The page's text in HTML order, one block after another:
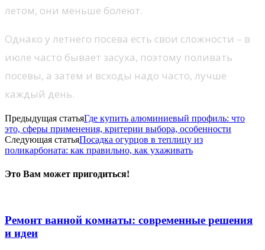
летом, они меньше болеют.
Однако у летнего посева есть свои сложности – в
июле часто бывает засуха, поэтому поливать
посевы, а затем и всходы надо часто, лучше
каждый день.
Предыдущая статьяГде купить алюминиевый профиль: что
это, сферы применения, критерии выбора, особенности
Следующая статьяПосадка огурцов в теплицу из
поликарбоната: как правильно, как ухаживать
Это Вам может пригодиться!
Ремонт ванной комнаты: современные решения
и идеи